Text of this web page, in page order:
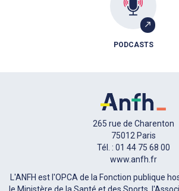
PODCASTS
265 rue de Charenton
75012 Paris
Tél. : 01 44 75 68 00
www.anfh.fr
L'ANFH est l'OPCA de la Fonction publique